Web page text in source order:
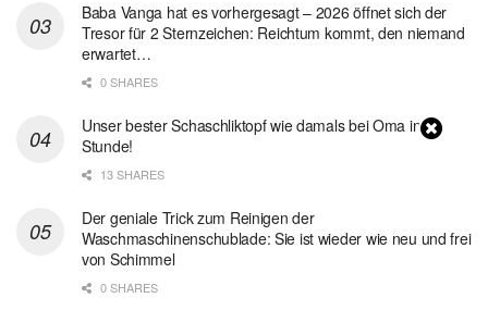
Baba Vanga hat es vorhergesagt – 2026 öffnet sich der
Tresor für 2 Sternzeichen: Reichtum kommt, den niemand
erwartet…
0 SHARES
Unser bester Schaschliktopf wie damals bei Oma in 1
Stunde!
13 SHARES
Der geniale Trick zum Reinigen der
Waschmaschinenschublade: Sie ist wieder wie neu und frei
von Schimmel
0 SHARES